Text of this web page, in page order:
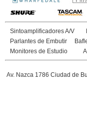
Sintoamplificadores A/V
Parlantes de Embutir
Monitores de Estudio
Av. Nazca 1786 Ciudad de